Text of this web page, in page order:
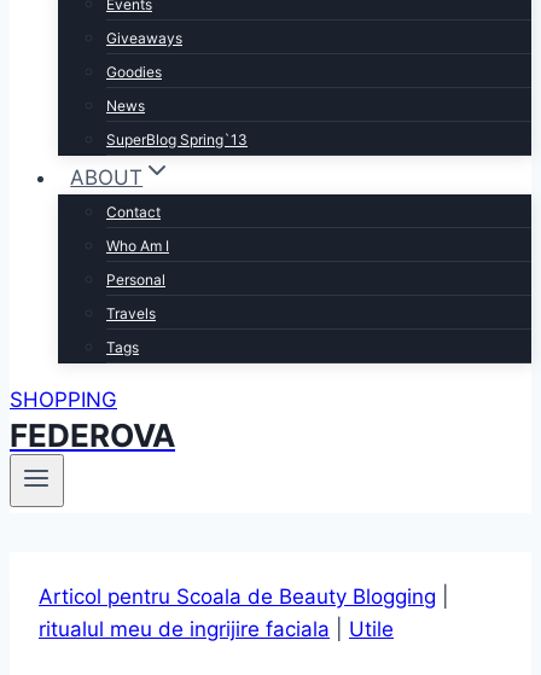
Events
Giveaways
Goodies
News
SuperBlog Spring`13
ABOUT
Contact
Who Am I
Personal
Travels
Tags
SHOPPING
FEDEROVA
Articol pentru Scoala de Beauty Blogging
ritualul meu de ingrijire faciala
Utile